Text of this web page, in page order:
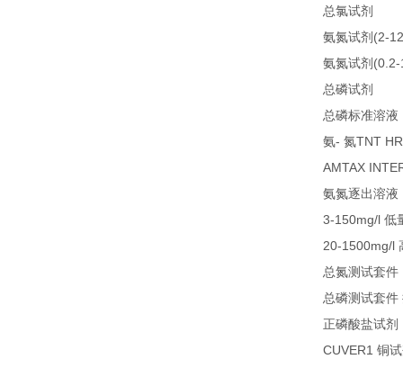
总氯试剂
氨氮试剂 (2-
氨氮试剂
总磷试剂
总磷标准溶液
氨- 氮TNT HR
AMTAX
氨氮逐出溶液
3-150mg/l 低
20-1500mg/l
总氮测试套件
总磷测试套件
正磷酸盐试剂
CUVER1 铜